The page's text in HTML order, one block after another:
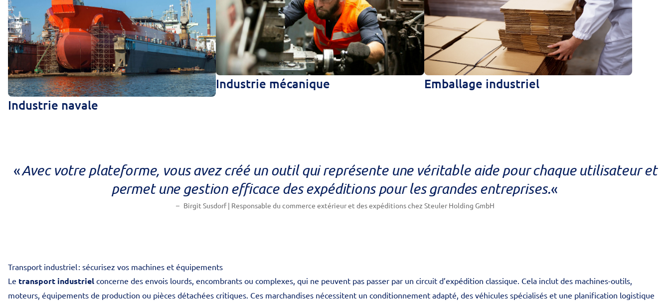
Industrie navale
Industrie mécanique Emballage industriel
«Avec votre plateforme, vous avez créé un outil qui représente une véritable aide pour chaque utilisateur et
permet une gestion efficace des expéditions pour les grandes entreprises.«
Birgit Susdorf | Responsable du commerce extérieur et des expéditions chez Steuler Holding GmbH
Transport industriel : sécurisez vos machines et équipements
Le transport industriel concerne des envois lourds, encombrants ou complexes, qui ne peuvent pas passer par un circuit d’expédition classique. Cela inclut des machines-outils,
moteurs, équipements de production ou pièces détachées critiques. Ces marchandises nécessitent un conditionnement adapté, des véhicules spécialisés et une planification logistique